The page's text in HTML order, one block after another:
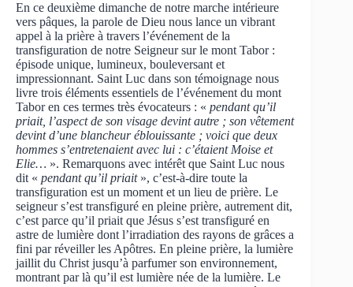
En ce deuxième dimanche de notre marche intérieure
vers pâques, la parole de Dieu nous lance un vibrant
appel à la prière à travers l’événement de la
transfiguration de notre Seigneur sur le mont Tabor :
épisode unique, lumineux, bouleversant et
impressionnant. Saint Luc dans son témoignage nous
livre trois éléments essentiels de l’événement du mont
Tabor en ces termes très évocateurs : « pendant qu’il
priait, l’aspect de son visage devint autre ; son vêtement
devint d’une blancheur éblouissante ; voici que deux
hommes s’entretenaient avec lui : c’étaient Moise et
Elie… ». Remarquons avec intérêt que Saint Luc nous
dit « pendant qu’il priait», c’est-à-dire toute la
transfiguration est un moment et un lieu de prière. Le
seigneur s’est transfiguré en pleine prière, autrement dit,
c’est parce qu’il priait que Jésus s’est transfiguré en
astre de lumière dont l’irradiation des rayons de grâces a
fini par réveiller les Apôtres. En pleine prière, la lumière
jaillit du Christ jusqu’à parfumer son environnement,
montrant par là qu’il est lumière née de la lumière. Le